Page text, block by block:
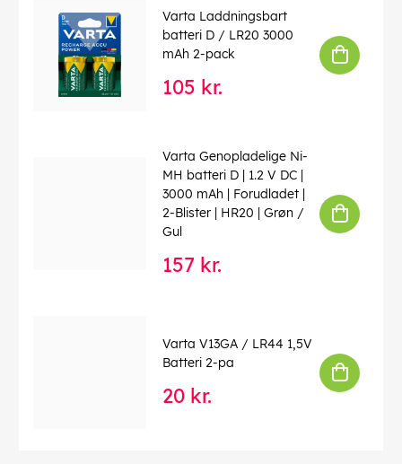
Varta Laddningsbart
batteri D / LR20 3000
mAh 2-pack
105 kr.
Varta Genopladelige Ni-
MH batteri D | 1.2 V DC |
3000 mAh | Forudladet |
2-Blister | HR20 | Grøn /
Gul
157 kr.
Varta V13GA / LR44 1,5V
Batteri 2-pa
20 kr.